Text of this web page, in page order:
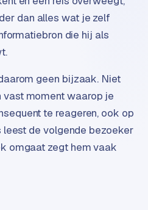
dan alles wat je zelf
die hij als
geen bijzaak. Niet
moment waarop je
te reageren, ook op
de volgende bezoeker
omgaat zegt hem vaak